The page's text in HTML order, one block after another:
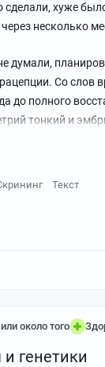
хуже
несколько
думали,
Со слов
до полного
тонкий и
Текст
около того
генетики